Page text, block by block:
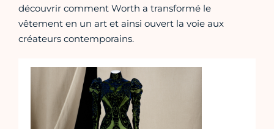
découvrir comment Worth a transformé le
vêtement en un art et ainsi ouvert la voie aux
créateurs contemporains.